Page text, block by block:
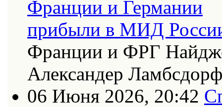
Франции и ФРГ
Александер
06 Июня 2026, 20:42